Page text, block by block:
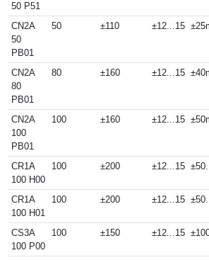
50 P51
CN2A
50
PB01
50 ±110 ±12...15
CN2A
80
PB01
80 ±160 ±12...15
CN2A
100
PB01
100 ±160 ±12...15
CR1A
100 H00
100 ±200 ±12...15
CR1A
100 H01
100 ±200 ±12...15
CS3A
100 P00
100 ±150 ±12...15